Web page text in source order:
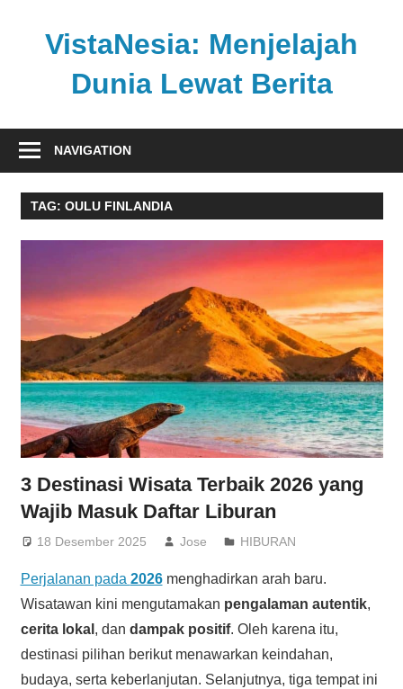
VistaNesia: Menjelajah
Dunia Lewat Berita
nasional
global
dalam
NAVIGATION
TAG: OULU FINLANDIA
3 Destinasi Wisata Terbaik 2026 yang
Wajib Masuk Daftar Liburan
18 Desember 2025 Jose HIBURAN
Perjalanan pada 2026menghadirkan arah baru.
Wisatawan kini mengutamakan pengalaman autentik,
cerita lokal , dan dampak positif. Oleh karena itu,
destinasi pilihan berikut menawarkan keindahan,
budaya, serta keberlanjutan. Selanjutnya, tiga tempat ini